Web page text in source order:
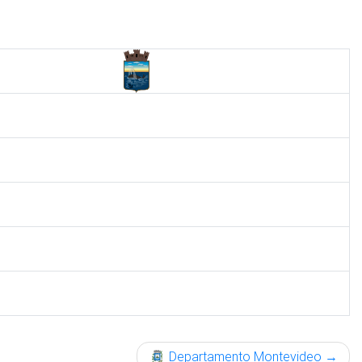
Departamento Montevideo →